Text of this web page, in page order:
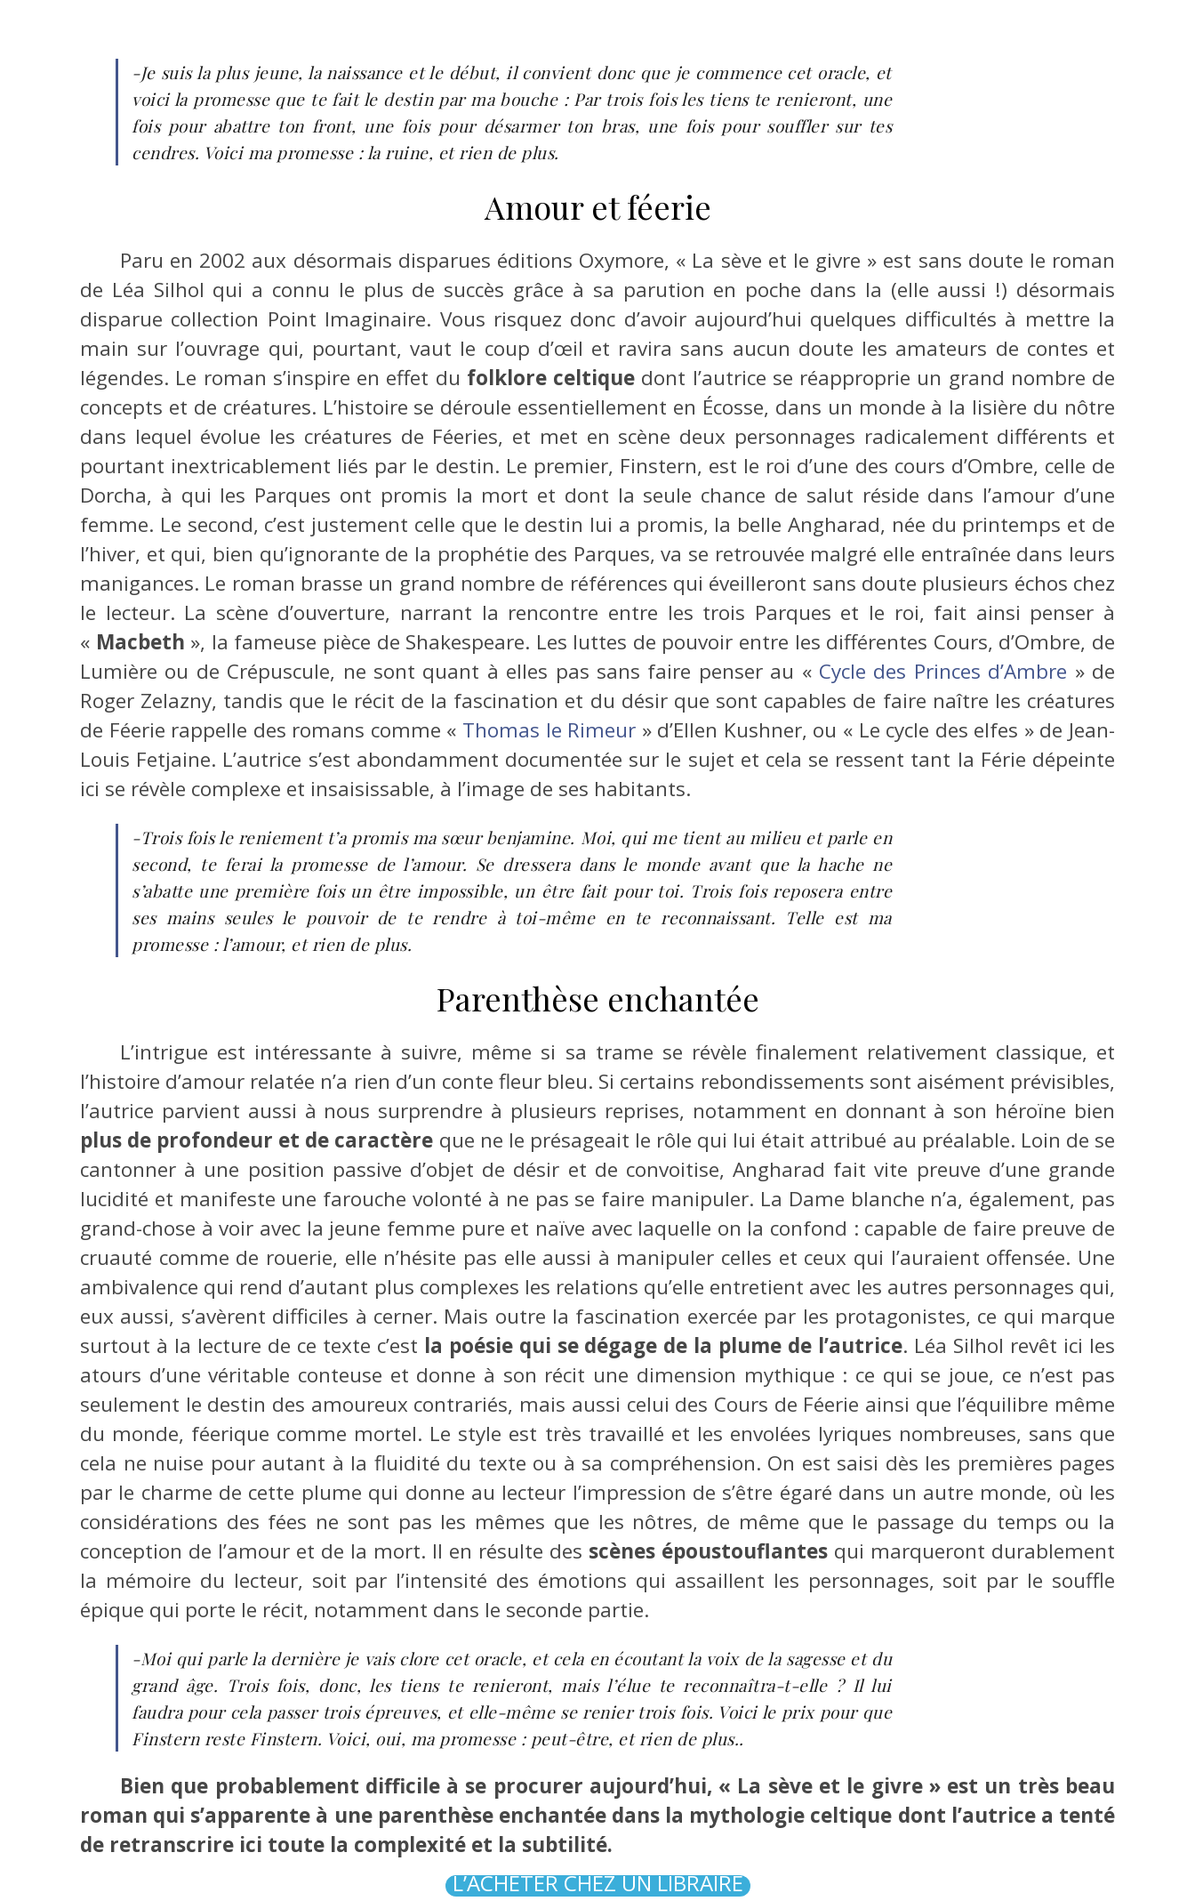
-Je suis la plus jeune, la naissance et le début, il convient donc que je commence cet oracle, et
voici la promesse que te fait le destin par ma bouche : Par trois fois les tiens te renieront, une
fois pour abattre ton front, une fois pour désarmer ton bras, une fois pour souffler sur tes
cendres. Voici ma promesse : la ruine, et rien de plus.
Amour et féerie
Paru en 2002 aux désormais disparues éditions Oxymore, « La sève et le givre » est sans doute le roman
de Léa Silhol qui a connu le plus de succès grâce à sa parution en poche dans la (elle aussi !) désormais
disparue collection Point Imaginaire. Vous risquez donc d’avoir aujourd’hui quelques difficultés à mettre la
main sur l’ouvrage qui, pourtant, vaut le coup d’œil et ravira sans aucun doute les amateurs de contes et
légendes. Le roman s’inspire en effet du folklore celtique dont l’autrice se réapproprie un grand nombre de
concepts et de créatures. L’histoire se déroule essentiellement en Écosse, dans un monde à la lisière du nôtre
dans lequel évolue les créatures de Féeries, et met en scène deux personnages radicalement différents et
pourtant inextricablement liés par le destin. Le premier, Finstern, est le roi d’une des cours d’Ombre, celle de
Dorcha, à qui les Parques ont promis la mort et dont la seule chance de salut réside dans l’amour d’une
femme. Le second, c’est justement celle que le destin lui a promis, la belle Angharad, née du printemps et de
l’hiver, et qui, bien qu’ignorante de la prophétie des Parques, va se retrouvée malgré elle entraînée dans leurs
manigances. Le roman brasse un grand nombre de références qui éveilleront sans doute plusieurs échos chez
le lecteur. La scène d’ouverture, narrant la rencontre entre les trois Parques et le roi, fait ainsi penser à
« Macbeth », la fameuse pièce de Shakespeare. Les luttes de pouvoir entre les différentes Cours, d’Ombre, de
Lumière ou de Crépuscule, ne sont quant à elles pas sans faire penser au « Cycle des Princes d’Ambre » de
Roger Zelazny, tandis que le récit de la fascination et du désir que sont capables de faire naître les créatures
de Féerie rappelle des romans comme « Thomas le Rimeur » d’Ellen Kushner, ou « Le cycle des elfes » de Jean-
Louis Fetjaine. L’autrice s’est abondamment documentée sur le sujet et cela se ressent tant la Férie dépeinte
ici se révèle complexe et insaisissable, à l’image de ses habitants.
-Trois fois le reniement t’a promis ma sœur benjamine. Moi, qui me tient au milieu et parle en
second, te ferai la promesse de l’amour. Se dressera dans le monde avant que la hache ne
s’abatte une première fois un être impossible, un être fait pour toi. Trois fois reposera entre
ses mains seules le pouvoir de te rendre à toi-même en te reconnaissant. Telle est ma
promesse : l’amour, et rien de plus.
Parenthèse enchantée
L’intrigue est intéressante à suivre, même si sa trame se révèle finalement relativement classique, et
l’histoire d’amour relatée n’a rien d’un conte fleur bleu. Si certains rebondissements sont aisément prévisibles,
l’autrice parvient aussi à nous surprendre à plusieurs reprises, notamment en donnant à son héroïne bien
plus de profondeur et de caractère que ne le présageait le rôle qui lui était attribué au préalable. Loin de se
cantonner à une position passive d’objet de désir et de convoitise, Angharad fait vite preuve d’une grande
lucidité et manifeste une farouche volonté à ne pas se faire manipuler. La Dame blanche n’a, également, pas
grand-chose à voir avec la jeune femme pure et naïve avec laquelle on la confond : capable de faire preuve de
cruauté comme de rouerie, elle n’hésite pas elle aussi à manipuler celles et ceux qui l’auraient offensée. Une
ambivalence qui rend d’autant plus complexes les relations qu’elle entretient avec les autres personnages qui,
eux aussi, s’avèrent difficiles à cerner. Mais outre la fascination exercée par les protagonistes, ce qui marque
surtout à la lecture de ce texte c’est la poésie qui se dégage de la plume de l’autrice. Léa Silhol revêt ici les
atours d’une véritable conteuse et donne à son récit une dimension mythique : ce qui se joue, ce n’est pas
seulement le destin des amoureux contrariés, mais aussi celui des Cours de Féerie ainsi que l’équilibre même
du monde, féerique comme mortel. Le style est très travaillé et les envolées lyriques nombreuses, sans que
cela ne nuise pour autant à la fluidité du texte ou à sa compréhension. On est saisi dès les premières pages
par le charme de cette plume qui donne au lecteur l’impression de s’être égaré dans un autre monde, où les
considérations des fées ne sont pas les mêmes que les nôtres, de même que le passage du temps ou la
conception de l’amour et de la mort. Il en résulte des scènes époustouflantes qui marqueront durablement
la mémoire du lecteur, soit par l’intensité des émotions qui assaillent les personnages, soit par le souffle
épique qui porte le récit, notamment dans le seconde partie.
-Moi qui parle la dernière je vais clore cet oracle, et cela en écoutant la voix de la sagesse et du
grand âge. Trois fois, donc, les tiens te renieront, mais l’élue te reconnaîtra-t-elle ? Il lui
faudra pour cela passer trois épreuves, et elle-même se renier trois fois. Voici le prix pour que
Finstern reste Finstern. Voici, oui, ma promesse : peut-être, et rien de plus..
Bien que probablement difficile à se procurer aujourd’hui, « La sève et le givre » est un très beau
roman qui s’apparente à une parenthèse enchantée dans la mythologie celtique dont l’autrice a tenté
de retranscrire ici toute la complexité et la subtilité.
L’ACHETER CHEZ UN LIBRAIRE